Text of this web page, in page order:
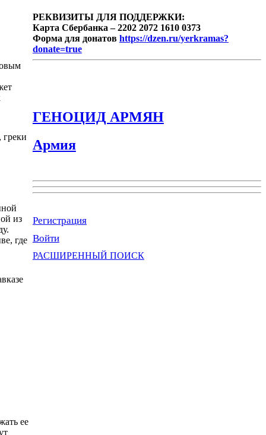
из
где
ее
РЕКВИЗИТЫ ДЛЯ ПОДДЕРЖКИ:
Карта Сбербанка – 2202 2072 1610 0373
Форма для донатов https://dzen.ru/yerkramas?
donate=true
ГЕНОЦИД АРМЯН
Армия
Регистрация
Войти
РАСШИРЕННЫЙ ПОИСК